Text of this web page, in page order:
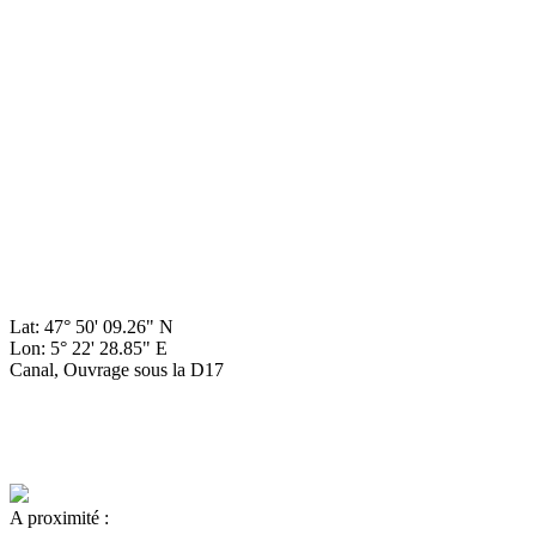
Lat: 47° 50' 09.26" N
Lon: 5° 22' 28.85" E
Canal, Ouvrage sous la D17
A proximité :